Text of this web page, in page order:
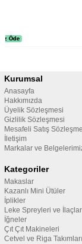
Kurumsal
Anasayfa
Hakkımızda
Üyelik Sözleşmesi
Gizlilik Sözleşmesi
Mesafeli Satış
İletişim
Markalar ve
Kategoriler
Makaslar
Kazanlı Mini Ütüler
İplikler
Leke Spreyleri ve İlaçlar
İğneler
Çıt Çıt Makineleri
Cetvel ve Riga Takımları